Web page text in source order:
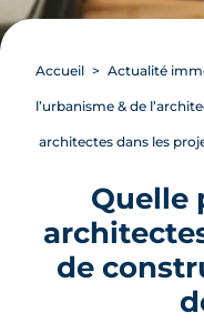
Accueil Actualité
l’urbanisme & de
architectes dans les
Quelle
de